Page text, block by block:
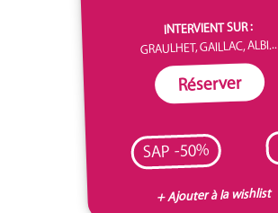
INTERVIENT SUR :
GRAULHET, GAILLAC, ALBI...
Réserver
SAP -50%
+ Ajouter à la wishlist